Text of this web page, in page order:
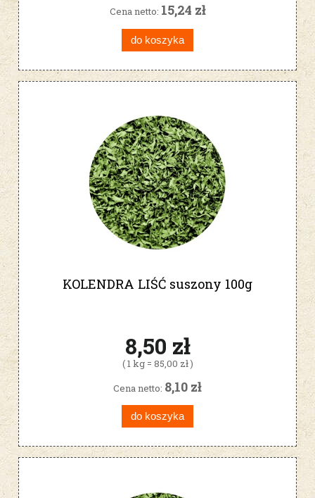
Cena netto: 15,24 zł
do koszyka
KOLENDRA LIŚĆ suszony 100g
8,50 zł
( 1 kg = 85,00 zł )
Cena netto: 8,10 zł
do koszyka